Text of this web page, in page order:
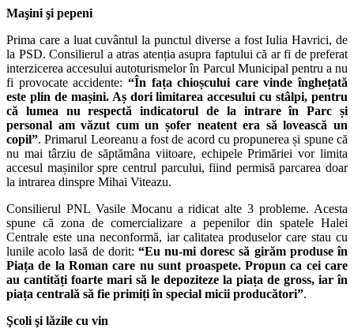
Maşini şi pepeni
Prima care a luat cuvântul la punctul diverse a fost Iulia Havrici, de
la PSD. Consilierul a atras atenția asupra faptului că ar fi de preferat
interzicerea accesului autoturismelor în Parcul Municipal pentru a nu
fi provocate accidente: “În fața chioșcului care vinde înghețată
este plin de mașini. Aș dori limitarea accesului cu stâlpi, pentru
că lumea nu respectă indicatorul de la intrare în Parc și
personal am văzut cum un șofer neatent era să lovească un
copil”. Primarul Leoreanu a fost de acord cu propunerea și spune că
nu mai târziu de săptămâna viitoare, echipele Primăriei vor limita
accesul mașinilor spre centrul parcului, fiind permisă parcarea doar
la intrarea dinspre Mihai Viteazu.
Consilierul PNL Vasile Mocanu a ridicat alte 3 probleme. Acesta
spune că zona de comercializare a pepenilor din spatele Halei
Centrale este una neconformă, iar calitatea produselor care stau cu
lunile acolo lasă de dorit: “Eu nu-mi doresc să girăm produse în
Piața de la Roman care nu sunt proaspete. Propun ca cei care
au cantități foarte mari să le depoziteze la piața de gross, iar în
piața centrală să fie primiți în special micii producători”.
Şcoli şi lăzile cu vin